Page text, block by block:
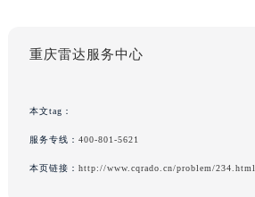
重庆雷达服务中心
本文tag：
服务专线： 400-801-5621
本页链接： http://www.cqrado.cn/problem/234.html